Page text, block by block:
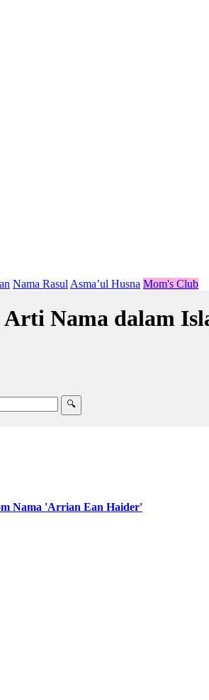
Nama Rasul Asma’ul Husna Mom's Club
Nama dalam
Nama 'Arrian Ean Haider'